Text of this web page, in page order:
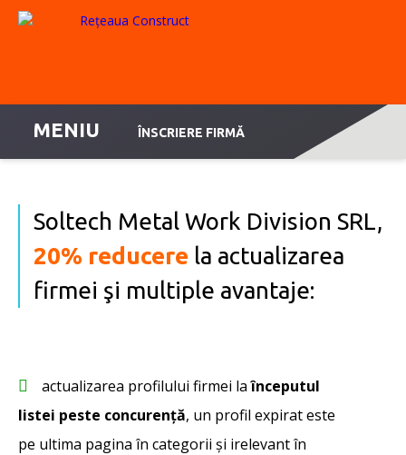
MENIU ÎNSCRIERE FIRMĂ
Soltech Metal Work Division SRL,
20% reducere la actualizarea
firmei şi multiple avantaje:
actualizarea profilului firmei laînceputul
listei peste concurență, un profil expirat este
pe ultima pagina în categorii și irelevant în